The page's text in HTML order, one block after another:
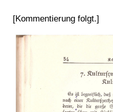
[Kommentierung folgt.]